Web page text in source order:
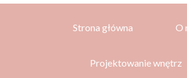
Strona główna O
Projektowanie wnętrz